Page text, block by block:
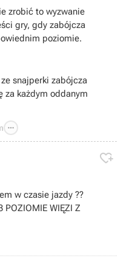
gry, gdy zabójcza
poziomie.
snajperki zabójcza


w czasie jazdy ??
POZIOMIE WIĘZI Z